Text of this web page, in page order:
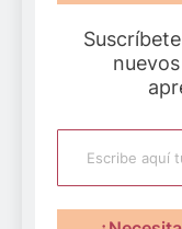
Escribe aquí tu email